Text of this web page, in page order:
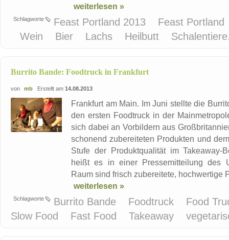
weiterlesen »
Schlagworte Feast Portland 2013
Feast Portland
Wein
Bier Lachs Heilbutt
Burrito Bande: Foodtruck in Frankfurt
von mb Erstellt am 14.08.2013
Frankfurt am Main. Im Juni stellte die
den ersten Foodtruck in der
sich dabei an Vorbildern aus
schonend zubereiteten Produkten und
Stufe der Produktqualität im Takeaway-
heißt es in einer Pressemitteilung des
Raum sind frisch zubereitete, hochwertige
weiterlesen »
Schlagworte Burrito Bande Foodtruck
Food
Slow Food
Fast Food Takeaway